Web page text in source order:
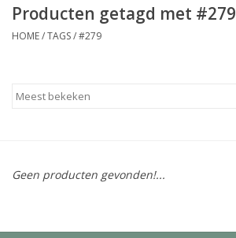
Nailart voor jou
Producten getagd met #279
HOME/TAGS/#279
Geen producten gevonden!...